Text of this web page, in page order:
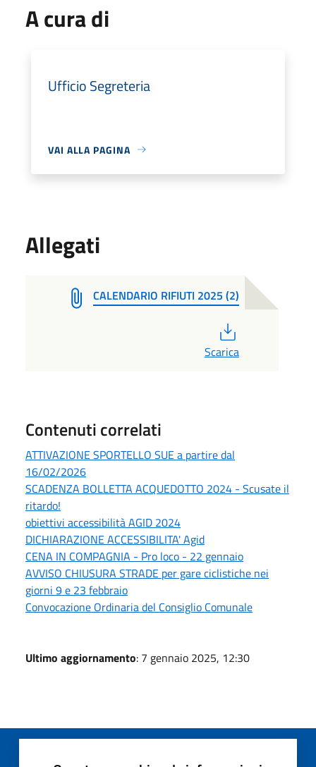
A cura di
Ufficio Segreteria
VAI ALLA PAGINA
Allegati
CALENDARIO RIFIUTI 2025 (2)
Scarica
Contenuti correlati
ATTIVAZIONE SPORTELLO SUE a partire dal
16/02/2026
SCADENZA BOLLETTA ACQUEDOTTO 2024 - Scusate il
ritardo!
obiettivi accessibilità AGID 2024
DICHIARAZIONE ACCESSIBILITA' Agid
CENA IN COMPAGNIA - Pro loco - 22 gennaio
AVVISO CHIUSURA STRADE per gare ciclistiche nei
giorni 9 e 23 febbraio
Convocazione Ordinaria del Consiglio Comunale
Ultimo aggiornamento: 7 gennaio 2025, 12:30